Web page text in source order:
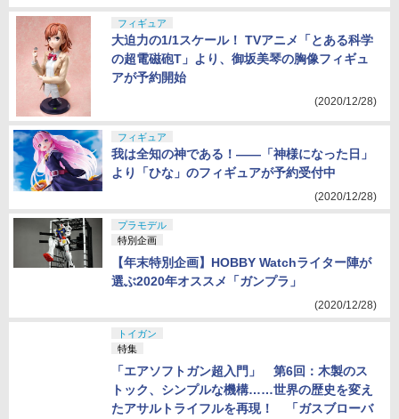
フィギュア
大迫力の1/1スケール！ TVアニメ「とある科学
の超電磁砲T」より、御坂美琴の胸像フィギュ
アが予約開始
(2020/12/28)
フィギュア
我は全知の神である！――「神様になった日」
より「ひな」のフィギュアが予約受付中
(2020/12/28)
プラモデル
特別企画
【年末特別企画】HOBBY Watchライター陣が
選ぶ2020年オススメ「ガンプラ」
(2020/12/28)
トイガン
特集
「エアソフトガン超入門」 第6回：木製のス
トック、シンプルな機構……世界の歴史を変え
たアサルトライフルを再現！ 「ガスブローバ